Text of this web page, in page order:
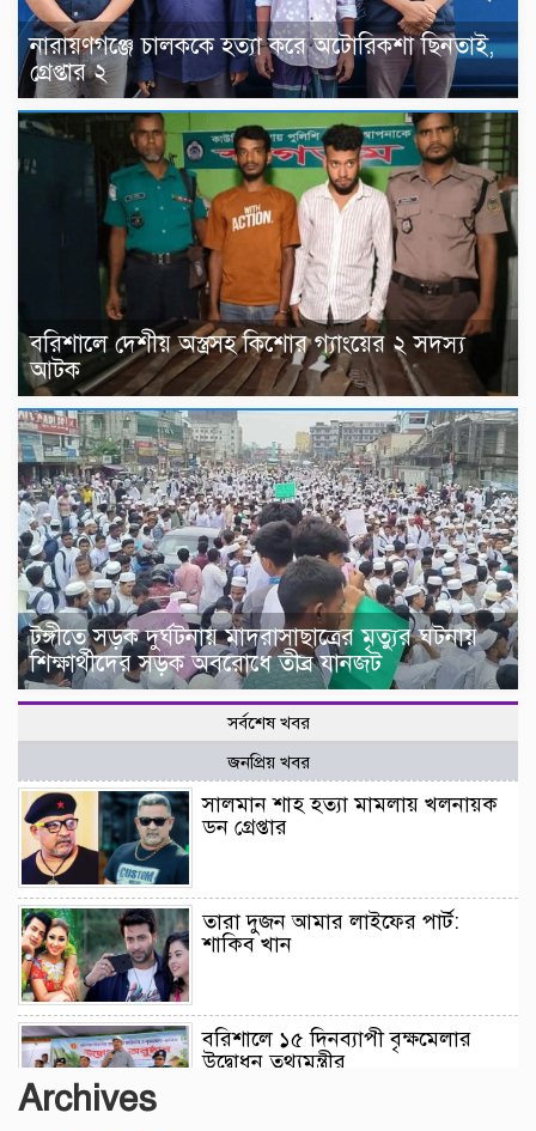
নারায়ণগঞ্জে চালককে হত্যা করে অটোরিকশা ছিনতাই,
গ্রেপ্তার ২
বরিশালে দেশীয় অস্ত্রসহ কিশোর গ্যাংয়ের ২ সদস্য
আটক
টঙ্গীতে সড়ক দুর্ঘটনায় মাদরাসাছাত্রের মৃত্যুর ঘটনায়
শিক্ষার্থীদের সড়ক অবরোধে তীব্র যানজট
সর্বশেষ খবর
জনপ্রিয় খবর
সালমান শাহ হত্যা মামলায় খলনায়ক
ডন গ্রেপ্তার
তারা দুজন আমার লাইফের পার্ট:
শাকিব খান
বরিশালে ১৫ দিনব্যাপী বৃক্ষমেলার
উদ্বোধন তথ্যমন্ত্রীর
Archives